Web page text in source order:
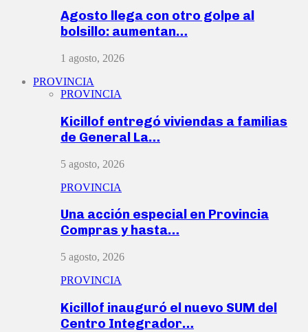
Agosto llega con otro golpe al
bolsillo: aumentan…
1 agosto, 2026
PROVINCIA
PROVINCIA
Kicillof entregó viviendas a familias
de General La…
5 agosto, 2026
PROVINCIA
Una acción especial en Provincia
Compras y hasta…
5 agosto, 2026
PROVINCIA
Kicillof inauguró el nuevo SUM del
Centro Integrador…